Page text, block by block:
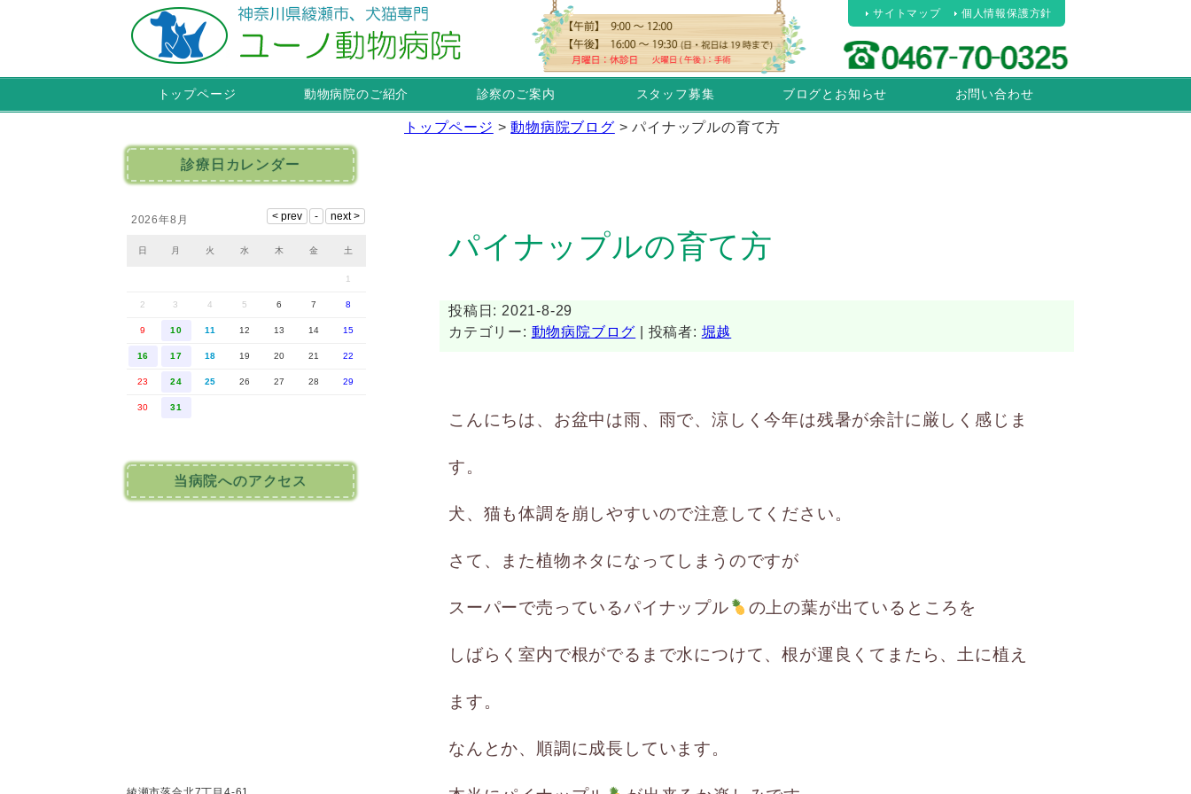
サイトマップ 個人情報保護方針
トップページ 動物病院のご紹介 診察のご案内 スタッフ募集 ブログとお知らせ お問い合わせ
トップページ >動物病院ブログ >パイナップルの育て方
パイナップルの育て方
投稿日: 2021-8-29
カテゴリー: 動物病院ブログ | 投稿者: 堀越
こんにちは、お盆中は雨、雨で、涼しく今年は残暑が余計に厳しく感じま
す。
犬、猫も体調を崩しやすいので注意してください。
さて、また植物ネタになってしまうのですが
スーパーで売っているパイナップル の上の葉が出ているところを
しばらく室内で根がでるまで水につけて、根が運良くてまたら、土に植え
ます。
なんとか、順調に成長しています。
診療日カレンダー
2026年8月
日 月 火 水 木 金 土
1
2 3 4 5 6 7 8
9 10 11 12 13 14 15
16 17 18 19 20 21 22
23 24 25 26 27 28 29
30 31
当病院へのアクセス